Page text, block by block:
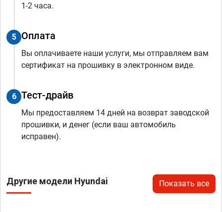
1-2 часа.
5 Оплата
Вы оплачиваете наши услуги, мы отправляем вам
сертификат на прошивку в электронном виде.
6 Тест-драйв
Мы предоставляем 14 дней на возврат заводской
прошивки, и денег (если ваш автомобиль
исправен).
Другие модели Hyundai Показать все